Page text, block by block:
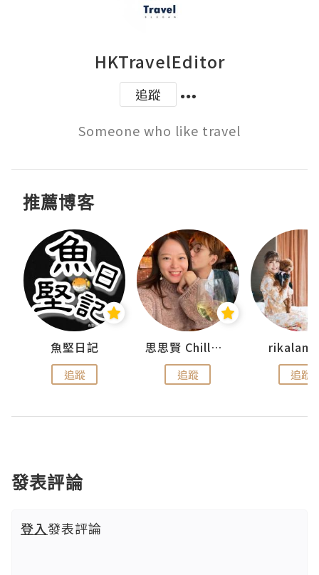
HKTravelEditor
追蹤
Someone who like travel
推薦博客
魚堅日記
追蹤
思思賢 ChillMyBabe
追蹤 追蹤
發表評論
登入發表評論